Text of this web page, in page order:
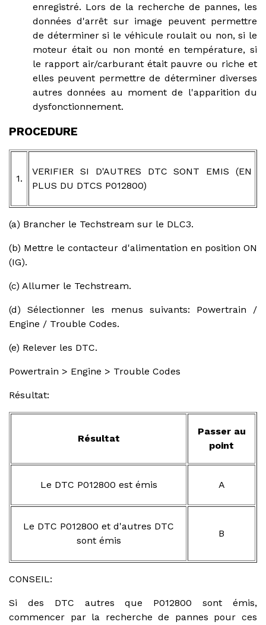
enregistré. Lors de la recherche de pannes, les
données d'arrêt sur image peuvent permettre
de déterminer si le véhicule roulait ou non, si le
moteur était ou non monté en température, si
le rapport air/carburant était pauvre ou riche et
elles peuvent permettre de déterminer diverses
autres données au moment de l'apparition du
dysfonctionnement.
PROCEDURE
1.
VERIFIER SI D'AUTRES DTC SONT EMIS (EN
PLUS DU DTCS P012800)
(a) Brancher le Techstream sur le DLC3.
(b) Mettre le contacteur d'alimentation en position ON
(IG).
(c) Allumer le Techstream.
(d) Sélectionner les menus suivants: Powertrain /
Engine / Trouble Codes.
(e) Relever les DTC.
Powertrain > Engine > Trouble Codes
Résultat:
Résultat
Passer au
point
Le DTC P012800 est émis A
Le DTC P012800 et d'autres DTC
sont émis
B
CONSEIL:
Si des DTC autres que P012800 sont émis,
commencer par la recherche de pannes pour ces